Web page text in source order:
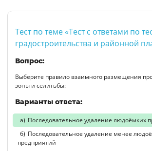
Тест по теме «Тест с ответами по
градостроительства и районной
Вопрос:
Выберите правило взаимного размещения
зоны и селитьбы:
Варианты ответа:
Последовательное удаление людоёмких
Последовательное удаление менее
предприятий